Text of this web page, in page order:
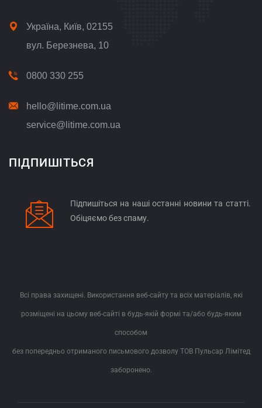
Україна, Київ, 02155
вул. Березнева, 10
0800 330 255
hello@litime.com.ua
service@litime.com.ua
ПІДПИШІТЬСЯ
Підпишіться на наші останні новини та статті.
Обіцяємо без спаму.
Всі права захищені. Використання веб-сайту та всіх матеріалів, які
розміщені на цьому веб-сайті в будь-якій формі та/або будь-яким
способом
без попередньо отриманого письмового дозволу ТОВ Пульсар Лімітед
заборонено.